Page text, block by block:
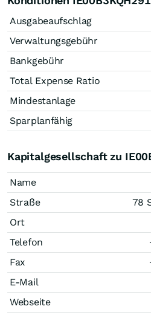
Ausgabeaufschlag
Verwaltungsgebühr
Bankgebühr
Total Expense Ratio
Mindestanlage
Sparplanfähig
Kapitalgesellschaft zu
Name
Straße
78
Ort
Telefon
Fax
E-Mail
Webseite